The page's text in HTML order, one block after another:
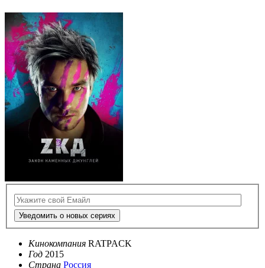
Уведомить о новых сериях
Кинокомпания RATPACK
Год 2015
Страна Россия